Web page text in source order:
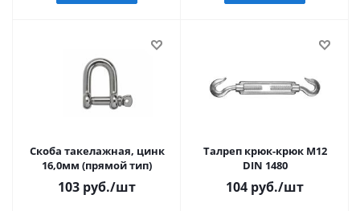
Скоба такелажная, цинк
16,0мм (прямой тип)
103 руб./шт
Талреп крюк-крюк М12
DIN 1480
104 руб./шт